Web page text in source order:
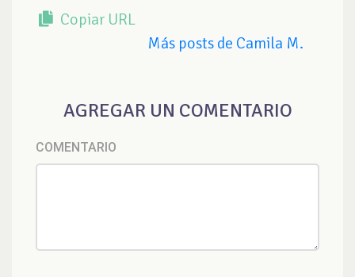
Copiar URL
Más posts de Camila M.
AGREGAR UN COMENTARIO
COMENTARIO